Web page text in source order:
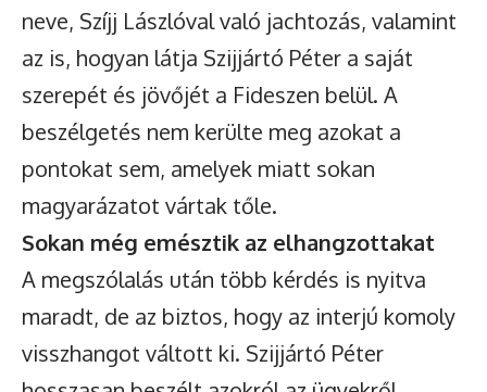
neve, Szíjj Lászlóval való jachtozás, valamint
az is, hogyan látja Szijjártó Péter a saját
szerepét és jövőjét a Fideszen belül. A
beszélgetés nem kerülte meg azokat a
pontokat sem, amelyek miatt sokan
magyarázatot vártak tőle.
Sokan még emésztik az elhangzottakat
A megszólalás után több kérdés is nyitva
maradt, de az biztos, hogy az interjú komoly
visszhangot váltott ki. Szijjártó Péter